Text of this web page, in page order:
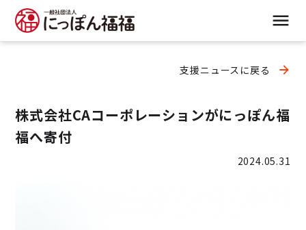
支援ニュースに戻る
株式会社CAコーポレーションがにっぽん福
福へ寄付
2024.05.31